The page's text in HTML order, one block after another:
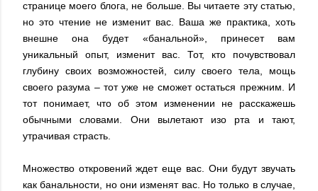
странице моего блога, не больше. Вы читаете эту статью,
но это чтение не изменит вас. Ваша же практика, хоть
внешне она будет «банальной», принесет вам
уникальный опыт, изменит вас. Тот, кто почувствовал
глубину своих возможностей, силу своего тела, мощь
своего разума – тот уже не сможет остаться прежним. И
тот понимает, что об этом изменении не расскажешь
обычными словами. Они вылетают изо рта и тают,
утрачивая страсть.
Множество откровений ждет еще вас. Они будут звучать
как банальности, но они изменят вас. Но только в случае,